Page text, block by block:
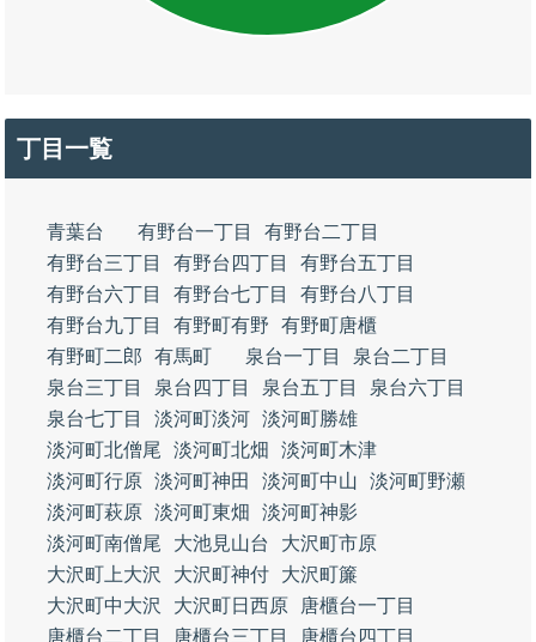
丁目一覧
青葉台 有野台一丁目
有野台二丁目
有野台三丁目
有野台四丁目
有野台五丁目
有野台六丁目
有野台七丁目
有野台八丁目
有野台九丁目
有野町有野
有野町唐櫃
有野町二郎
有馬町 泉台一丁目
泉台二丁目
泉台三丁目
泉台四丁目 泉台五丁目
泉台六丁目
泉台七丁目
淡河町淡河 淡河町勝雄
淡河町北僧尾
淡河町北畑
淡河町木津
淡河町行原 淡河町神田 淡河町中山
淡河町野瀬
淡河町萩原 淡河町東畑
淡河町神影
淡河町南僧尾
大池見山台
大沢町市原
大沢町上大沢
大沢町神付
大沢町簾
大沢町中大沢
大沢町日西原
唐櫃台一丁目
唐櫃台二丁目
唐櫃台三丁目
唐櫃台四丁目